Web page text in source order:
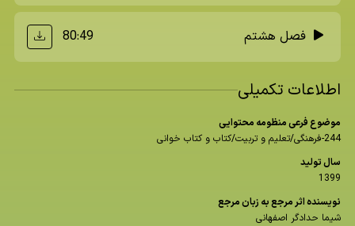
فصل هشتم 80:49
اطلاعات تکمیلی
موضوع فرعی منظومه محتوایی
244-فرهنگی/تعلیم و تربیت/کتاب و کتاب خوانی
سال تولید
1399
نویسنده اثر مرجع به زبان مرجع
شیما حدادگر اصفهانی